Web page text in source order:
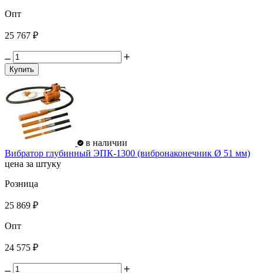
Опт
25 767 ₽
Купить
в наличии
Вибратор глубинный ЭПК-1300 (вибронаконечник Ø 51 мм)
цена за штуку
Розница
25 869 ₽
Опт
24 575 ₽